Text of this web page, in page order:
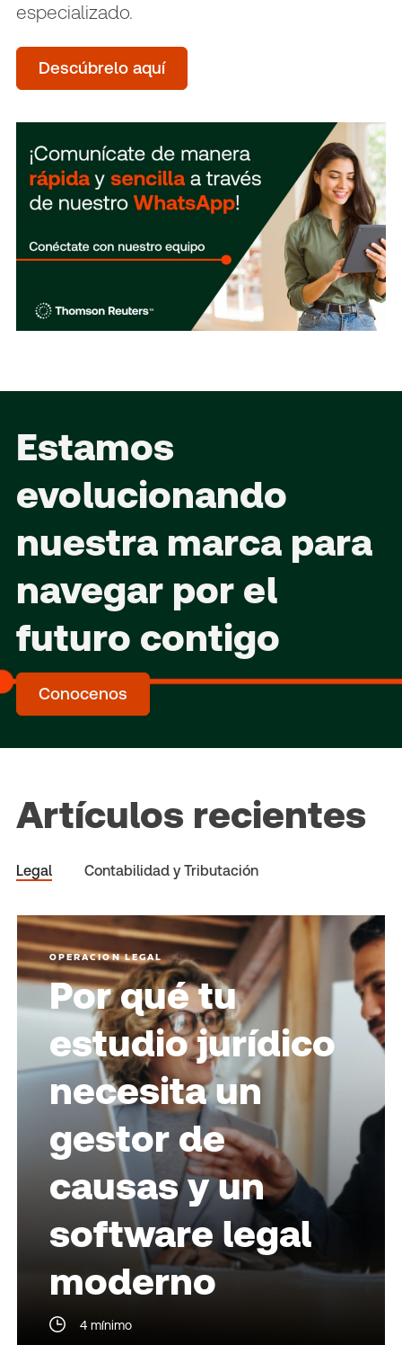
especializado.
Descúbrelo aquí
Estamos
evolucionando
nuestra marca para
navegar por el
futuro contigo
Conocenos
Artículos recientes
Legal Contabilidad y Tributación
OPERACION LEGAL
Por qué tu
estudio jurídico
necesita un
gestor de
causas y un
software legal
moderno
4 mínimo